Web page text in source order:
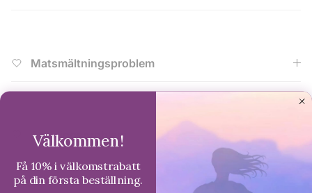
Matsmältningsproblem
Andningsproblem
Välkommen!
Få 10% i välkomstrabatt
på din första beställning.